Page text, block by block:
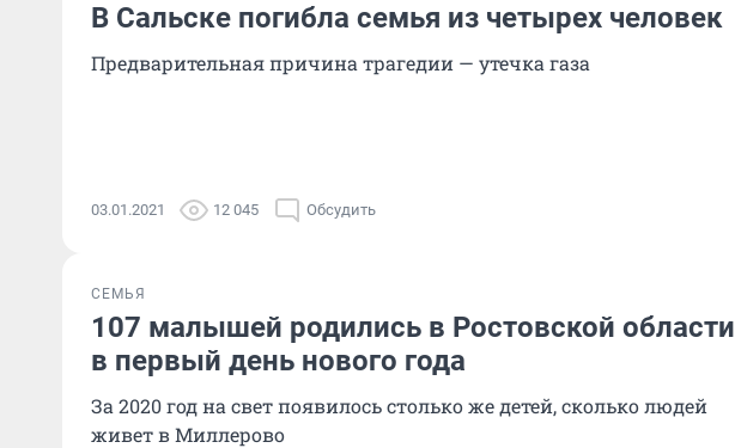
В Сальске погибла семья из четырех человек
Предварительная причина трагедии — утечка газа
03.01.2021 12 045 Обсудить
СЕМЬЯ
107 малышей родились в Ростовской области
в первый день нового года
За 2020 год на свет появилось столько же детей, сколько людей
живет в Миллерово